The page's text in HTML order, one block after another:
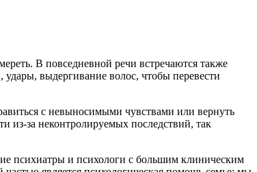
В повседневной речи встречаются также
выдергивание волос, чтобы перевести
с невыносимыми чувствами или вернуть
из-за неконтролируемых последствий, так
психиатры и психологи с большим клиническим